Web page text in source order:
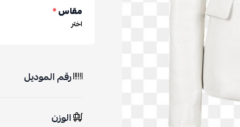
مقاس*
اختر
رقم الموديل
الوزن